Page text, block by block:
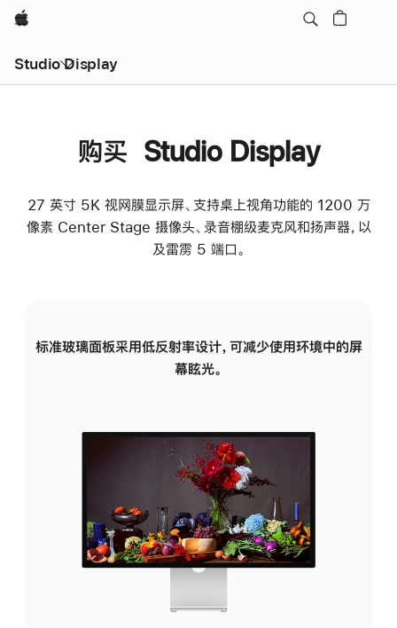
Apple
Studio Display
购买 Studio Display
27 英寸 5K 视网膜显示屏、支持桌上视角功能的 1200 万
像素 Center Stage 摄像头、录音棚级麦克风和扬声器，以
及雷雳 5 端口。
标准玻璃面板采用低反射率设计，可减少使用环境中的屏
幕眩光。